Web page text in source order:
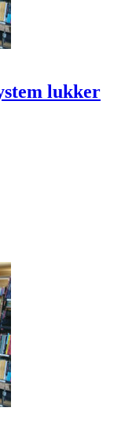
lukker